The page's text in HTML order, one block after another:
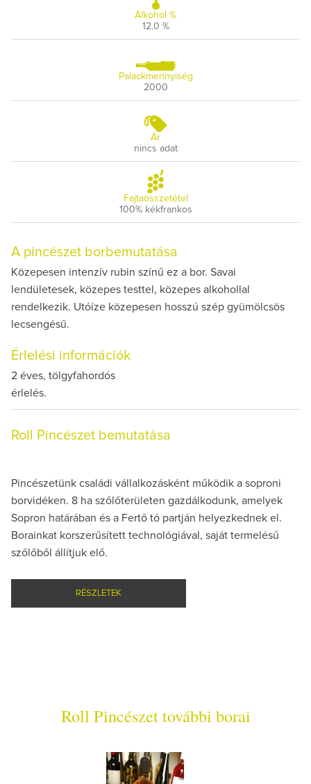
Alkohol %
12.0 %
Palackmennyiség
2000
Ár
nincs adat
Fajtaösszetétel
100% kékfrankos
A pincészet borbemutatása
Közepesen intenzív rubin színű ez a bor. Savai
lendületesek, közepes testtel, közepes alkohollal
rendelkezik. Utóíze közepesen hosszú szép gyümölcsös
lecsengésű.
Érlelési információk
2 éves, tölgyfahordós
érlelés.
Roll Pincészet bemutatása
Pincészetünk családi vállalkozásként működik a soproni
borvidéken. 8 ha szőlőterületen gazdálkodunk, amelyek
Sopron határában és a Fertő tó partján helyezkednek el.
Borainkat korszerűsített technológiával, saját termelésű
szőlőből állítjuk elő.
RÉSZLETEK
Roll Pincészet további borai